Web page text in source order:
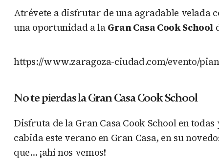
Atrévete a disfrutar de una agradable velada
una oportunidad a laGran Casa Cook School
https://www.zaragoza-ciudad.com/evento/
No te pierdas la Gran Casa Cook School
Disfruta de la Gran Casa Cook School en
cabida este verano en Gran Casa, en su
que… ¡ahí nos vemos!